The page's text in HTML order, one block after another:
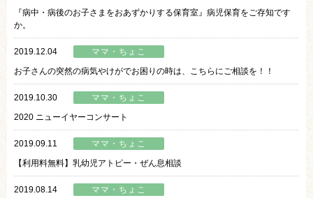
『病中・病後のお子さまをおあずかりする保育室』病児保育をご存知です
か。
2019.12.04
ママ・ちょこ
お子さんの突然の病気やけがでお困りの時は、こちらにご相談を！！
2019.10.30
ママ・ちょこ
2020 ニューイヤーコンサート
2019.09.11
ママ・ちょこ
【利用料無料】乳幼児アトピー・ぜん息相談
2019.08.14
ママ・ちょこ